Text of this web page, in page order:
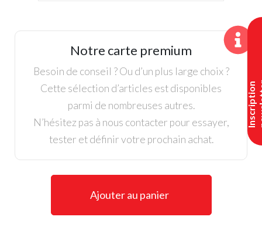
I
n
s
c
r
i
p
t
i
o
n
n
e
w
s
l
e
t
t
e
Apex
Notre carte premium
Besoin de conseil ? Ou d’un plus large choix ?
Cette sélection d’articles est disponibles
parmi de nombreuses autres.
N’hésitez pas à nous contacter pour essayer,
tester et définir votre prochain achat.
Ajouter au panier